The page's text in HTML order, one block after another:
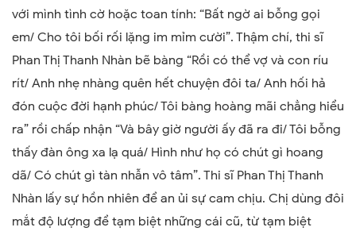
với mình tình cờ hoặc toan tính: “Bất ngờ ai bỗng gọi
em/ Cho tôi bối rối lặng im mỉm cười”. Thậm chí, thi sĩ
Phan Thị Thanh Nhàn bẽ bàng “Rồi có thể vợ và con ríu
rít/ Anh nhẹ nhàng quên hết chuyện đôi ta/ Anh hối hả
đón cuộc đời hạnh phúc/ Tôi bàng hoàng mãi chẳng hiểu
ra” rồi chấp nhận “Và bây giờ người ấy đã ra đi/ Tôi bỗng
thấy đàn ông xa lạ quá/ Hình như họ có chút gì hoang
dã/ Có chút gì tàn nhẫn vô tâm”. Thi sĩ Phan Thị Thanh
Nhàn lấy sự hồn nhiên để an ủi sự cam chịu. Chị dùng đôi
mắt độ lượng để tạm biệt những cái cũ, từ tạm biệt